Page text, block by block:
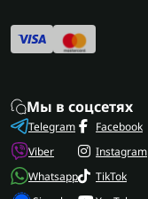
Мы в соцсетях
Telegram
Viber
Whatsapp
Facebook
Instagram
TikTok